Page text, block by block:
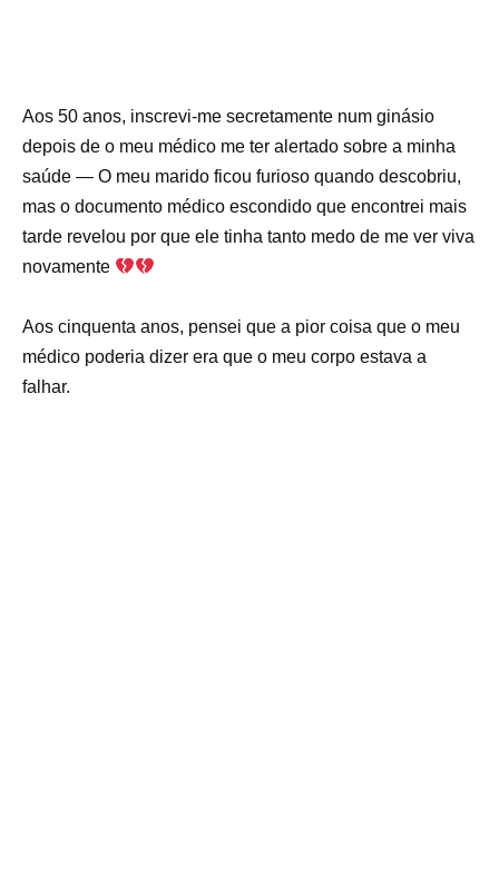
Aos 50 anos, inscrevi-me secretamente num ginásio
depois de o meu médico me ter alertado sobre a minha
saúde — O meu marido ficou furioso quando descobriu,
mas o documento médico escondido que encontrei mais
tarde revelou por que ele tinha tanto medo de me ver viva
novamente
Aos cinquenta anos, pensei que a pior coisa que o meu
médico poderia dizer era que o meu corpo estava a
falhar.